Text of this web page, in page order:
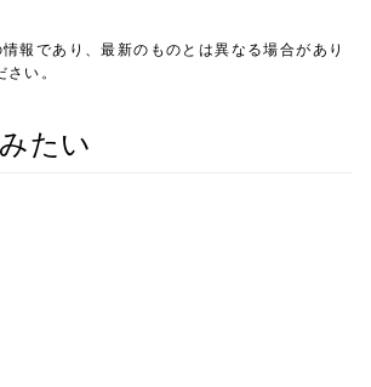
報であり、最新のものとは異なる場合があり
い。
たい